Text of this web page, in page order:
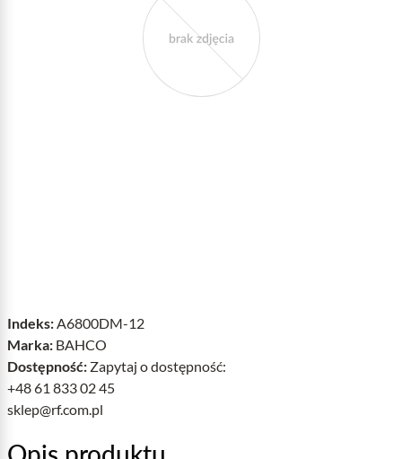
Indeks:A6800DM-12
Marka: BAHCO
Dostępność: Zapytaj o dostępność:
+48 61 833 02 45
sklep@rf.com.pl